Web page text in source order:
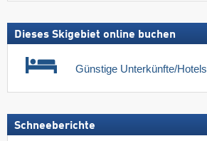
Dieses Skigebiet online buchen
Günstige Unterkünfte/Hotels
Schneeberichte